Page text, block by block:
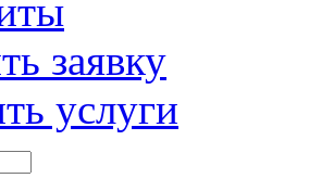
заявку
услуги